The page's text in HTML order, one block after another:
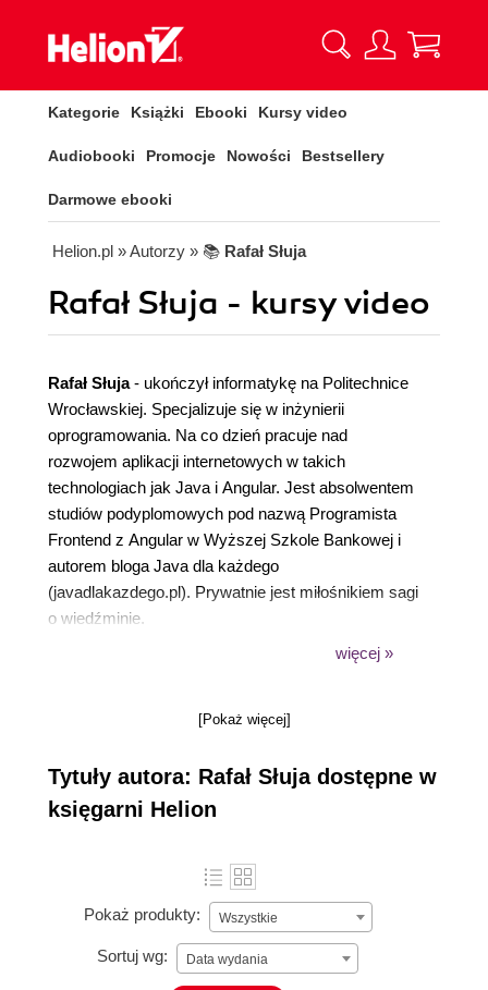
Kategorie Książki Ebooki Kursy video
Audiobooki Promocje Nowości Bestsellery
Darmowe ebooki
Helion.pl » Autorzy » 📚 Rafał Słuja
Rafał Słuja - kursy video
Rafał Słuja- ukończył informatykę na Politechnice
Wrocławskiej. Specjalizuje się w inżynierii
oprogramowania. Na co dzień pracuje nad
rozwojem aplikacji internetowych w takich
technologiach jak Java i Angular. Jest absolwentem
studiów podyplomowych pod nazwą Programista
Frontend z Angular w Wyższej Szkole Bankowej i
autorem bloga Java dla każdego
(javadlakazdego.pl). Prywatnie jest miłośnikiem sagi
o wiedźminie.
„Wierzę, że podejście zorientowane na
zachęci Cię zarówno do dalszego
aplikacji internetowych”.
więcej »
[Pokaż więcej]
Tytuły autora: Rafał Słuja dostępne w
księgarni Helion
Pokaż produkty: Wszystkie
Sortuj wg: Data wydania